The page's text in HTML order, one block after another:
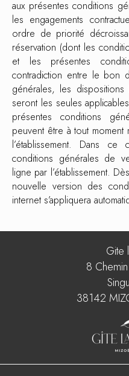
aux présentes conditions
les engagements
ordre de priorité
réservation (dont les
et les présentes
contradiction entre le bon
générales, les
seront les seules
présentes conditions
peuvent être à tout
l’établissement. Dans
conditions générales de
ligne par l’établissement.
nouvelle version des
internet s’appliquera
Gite
8
38142